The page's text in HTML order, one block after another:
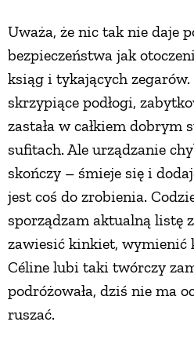
Uważa, że nic tak nie daje
bezpieczeństwa jak
ksiąg i tykających zegarów.
skrzypiące podłogi,
zastała w całkiem dobrym
sufitach. Ale urządzanie
skończy – śmieje się i
jest coś do zrobienia.
sporządzam aktualną listę
zawiesić kinkiet, wymienić
Céline lubi taki twórczy
podróżowała, dziś nie ma
ruszać.